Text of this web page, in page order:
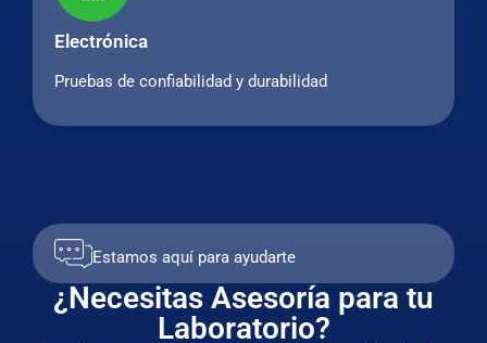
Electrónica
Pruebas de confiabilidad y durabilidad
Estamos aquí para ayudarte
¿Necesitas Asesoría para tu
Laboratorio?